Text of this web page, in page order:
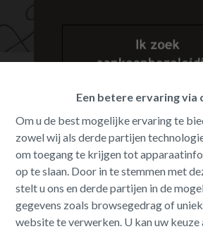
Een betere ervaring via
Om u de best mogelijke ervaring te
zowel wij als derde partijen
om toegang te krijgen tot
op te slaan. Door in te stemmen met
stelt u ons en derde partijen in de
gegevens zoals browsegedrag of
website te verwerken. U kan uw
Oeps, deze pagina
meer
Te koop